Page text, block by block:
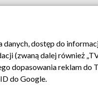
Kontakt
dostęp do
(zwaną dalej również
dopasowania reklam do
do Google.